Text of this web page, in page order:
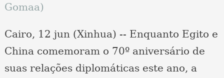
Gomaa)
Cairo, 12 jun (Xinhua) -- Enquanto Egito e
China comemoram o 70º aniversário de
suas relações diplomáticas este ano, a